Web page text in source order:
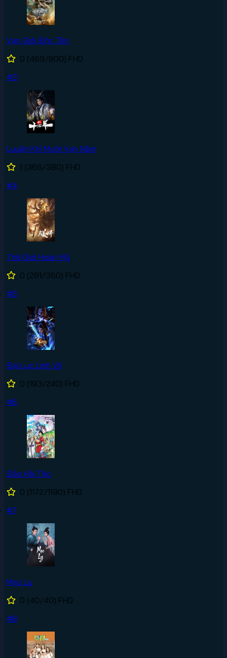
Vạn Giới Độc Tôn
0 (469/800) FHD
#3
Luyện Khí Mười Vạn Năm
1 (366/380) FHD
#4
Thế Giới Hoàn Mỹ
0 (281/360) FHD
#5
Đại Lục Linh Võ
0 (193/240) FHD
#6
Đảo Hải Tặc
0 (1172/1190) FHD
#7
Mạc Ly
0 (40/40) FHD
#8